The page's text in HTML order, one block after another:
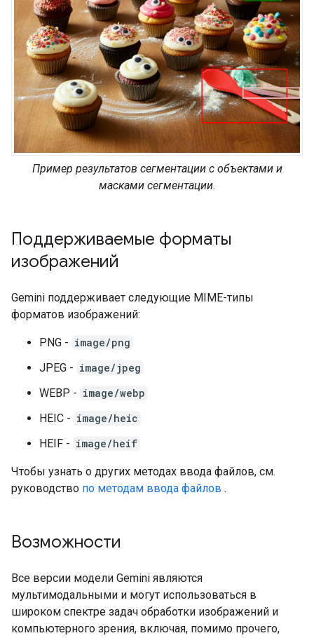
Пример результатов сегментации с объектами и
масками сегментации.
Поддерживаемые форматы
изображений
Gemini поддерживает следующие MIME-типы
форматов изображений:
PNG - image/png
JPEG - image/jpeg
WEBP - image/webp
HEIC - image/heic
HEIF - image/heif
Чтобы узнать о других методах ввода файлов, см.
руководство по методам ввода файлов .
Возможности
Все версии модели Gemini являются
мультимодальными и могут использоваться в
широком спектре задач обработки изображений и
компьютерного зрения, включая, помимо прочего,